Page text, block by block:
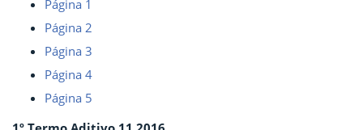
Página 1
Página 2
Página 3
Página 4
Página 5